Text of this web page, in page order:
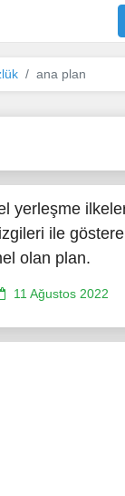
ana plan
yerleşme
ile
olan plan.
11 Ağustos 2022